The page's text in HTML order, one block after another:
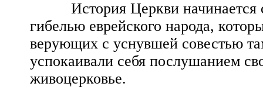
История Церкви начинается с
гибелью еврейского народа,
верующих с уснувшей совестью
успокаивали себя послушанием
живоцерковье.